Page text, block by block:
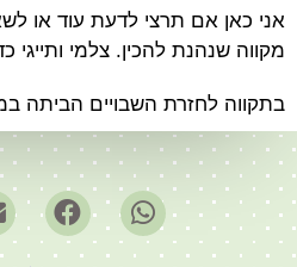
אני כאן אם תרצי לדעת עוד או
מקווה שנהנת להכין. צלמי ותייגי
בתקווה לחזרת השבויים הביתה